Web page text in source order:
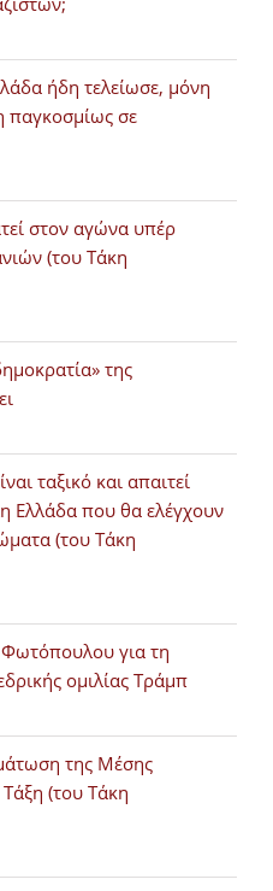
ήδη τελείωσε, μόνη
παγκοσμίως σε
στον αγώνα υπέρ
(του Τάκη
της
ταξικό και απαιτεί
Ελλάδα που θα ελέγχουν
(του Τάκη
για τη
ομιλίας Τράμπ
της Μέσης
(του Τάκη